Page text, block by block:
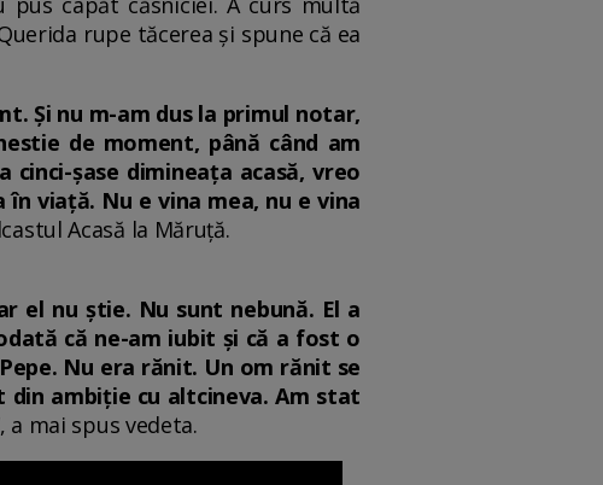
rupe tăcerea și spune că ea
Și nu m-am dus la primul notar,
de moment, până când am
șase dimineața acasă, vreo
viață. Nu e vina mea, nu e vina
Acasă la Măruță.
el nu știe. Nu sunt nebună. El a
că ne-am iubit și că a fost o
Nu era rănit. Un om rănit se
din ambiție cu altcineva. Am stat
a mai spus vedeta.